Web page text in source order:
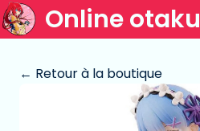
Online otaku
← Retour à la boutique